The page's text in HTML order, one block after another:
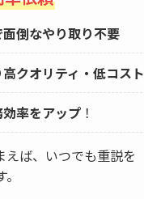
倒なやり取り不要
クオリティ・低コスト
効率をアップ ！
ば、いつでも重説を